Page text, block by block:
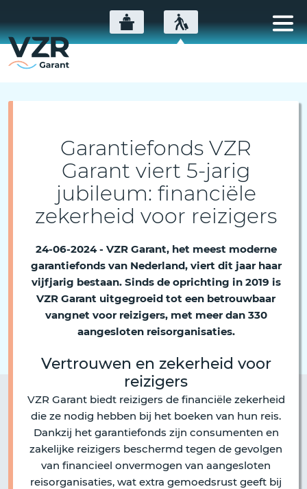
Garantiefonds VZR
Garant viert 5-jarig
jubileum: financiële
zekerheid voor reizigers
24-06-2024 - VZR Garant, het meest moderne
garantiefonds van Nederland, viert dit jaar haar
vijfjarig bestaan. Sinds de oprichting in 2019 is
VZR Garant uitgegroeid tot een betrouwbaar
vangnet voor reizigers, met meer dan 330
aangesloten reisorganisaties.
Vertrouwen en zekerheid voor
reizigers
VZR Garant biedt reizigers de financiële zekerheid
die ze nodig hebben bij het boeken van hun reis.
Dankzij het garantiefonds zijn consumenten en
zakelijke reizigers beschermd tegen de gevolgen
van financieel onvermogen van aangesloten
reisorganisaties, wat extra gemoedsrust geeft bij